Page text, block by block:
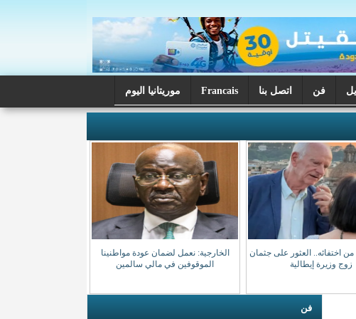
فن اتصل بنا Francais موريتانيا اليوم
يوما من اختفائه.. العثور على جثمان
زوج وزيرة إيطالية
الخارجية: نعمل لضمان عودة مواطنينا
الموقوفين في مالي سالمين
فن